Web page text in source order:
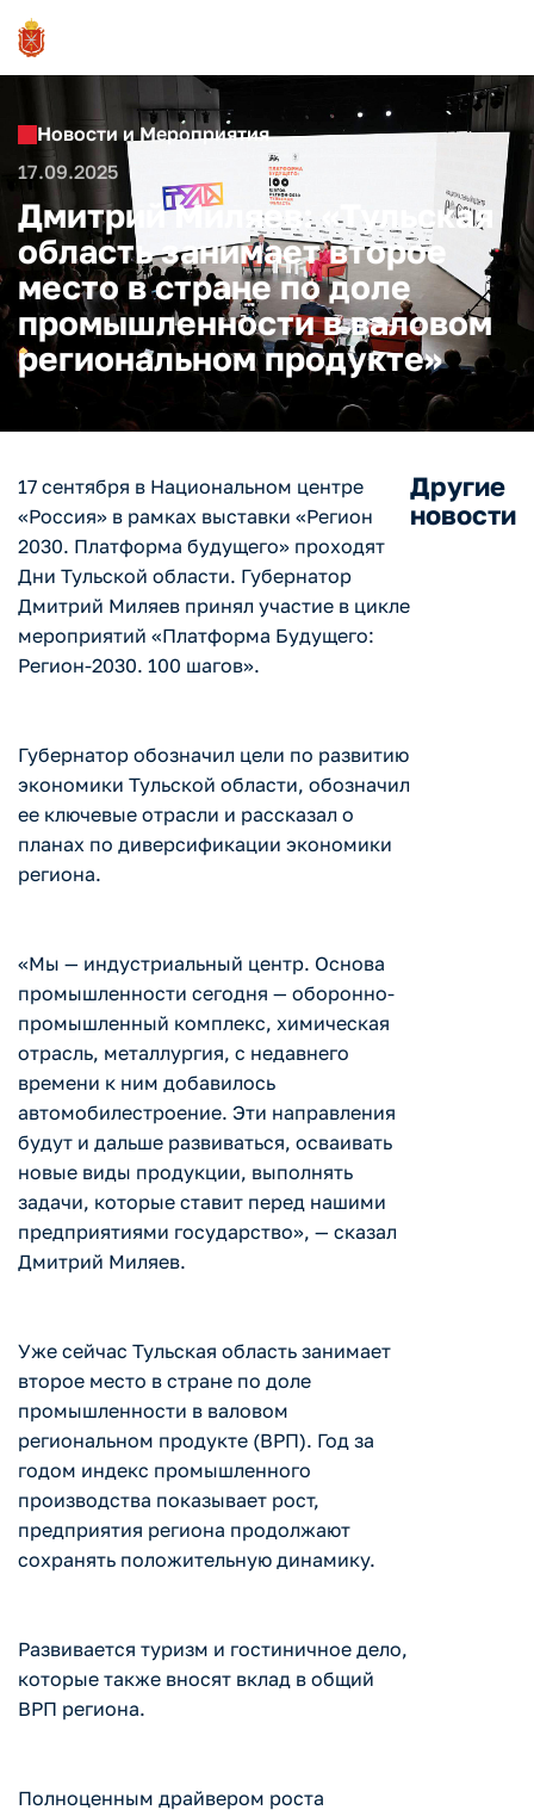
Новости и Мероприятия
17.09.2025
Дмитрий Миляев: «Тульская
область занимает второе
место в стране по доле
промышленности в валовом
региональном продукте»
17 сентября в Национальном центре
«Россия» в рамках выставки «Регион
2030. Платформа будущего» проходят
Дни Тульской области. Губернатор
Дмитрий Миляев принял участие в цикле
мероприятий «Платформа Будущего:
Регион-2030. 100 шагов».
Губернатор обозначил цели по развитию
экономики Тульской области, обозначил
ее ключевые отрасли и рассказал о
планах по диверсификации экономики
региона.
«Мы — индустриальный центр. Основа
промышленности сегодня — оборонно-
промышленный комплекс, химическая
отрасль, металлургия, с недавнего
времени к ним добавилось
автомобилестроение. Эти направления
будут и дальше развиваться, осваивать
новые виды продукции, выполнять
задачи, которые ставит перед нашими
предприятиями государство», — сказал
Дмитрий Миляев.
Уже сейчас Тульская область занимает
второе место в стране по доле
промышленности в валовом
региональном продукте (ВРП). Год за
годом индекс промышленного
производства показывает рост,
предприятия региона продолжают
сохранять положительную динамику.
Развивается туризм и гостиничное дело,
которые также вносят вклад в общий
ВРП региона.
Полноценным драйвером роста
Другие
новости